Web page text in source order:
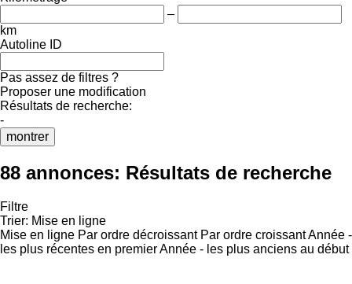
–
km
Autoline ID
Pas assez de filtres ?
Proposer une modification
Résultats de recherche:
-
montrer
88 annonces: Résultats de recherche
Filtre
Trier: Mise en ligne
Mise en ligne Par ordre décroissant Par ordre croissantAnnée -
les plus récentes en premierAnnée - les plus anciens au début